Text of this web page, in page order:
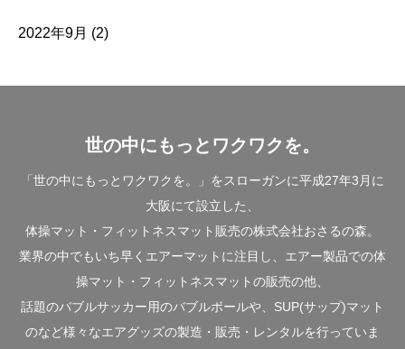
2022年9月 (2)
世の中にもっとワクワクを。
「世の中にもっとワクワクを。」をスローガンに平成27年3月に
大阪にて設立した、
体操マット・フィットネスマット販売の株式会社おさるの森。
業界の中でもいち早くエアーマットに注目し、エアー製品での体
操マット・フィットネスマットの販売の他、
話題のバブルサッカー用のバブルボールや、SUP(サップ)マット
のなど様々なエアグッズの製造・販売・レンタルを行っていま